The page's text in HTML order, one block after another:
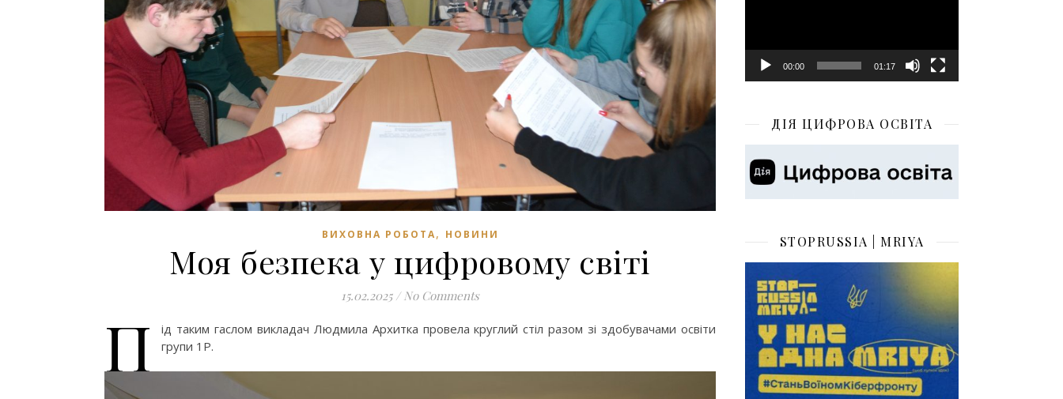
ВИХОВНА РОБОТА, НОВИНИ
Моя безпека у цифровому світі
15.02.2025 / No Comments
П
ід таким гаслом викладач Людмила Архитка провела круглий стіл разом зі здобувачами освіти
групи 1Р.
00:00 01:17
ДІЯ ЦИФРОВА ОСВІТА
STOPRUSSIA | MRIYA